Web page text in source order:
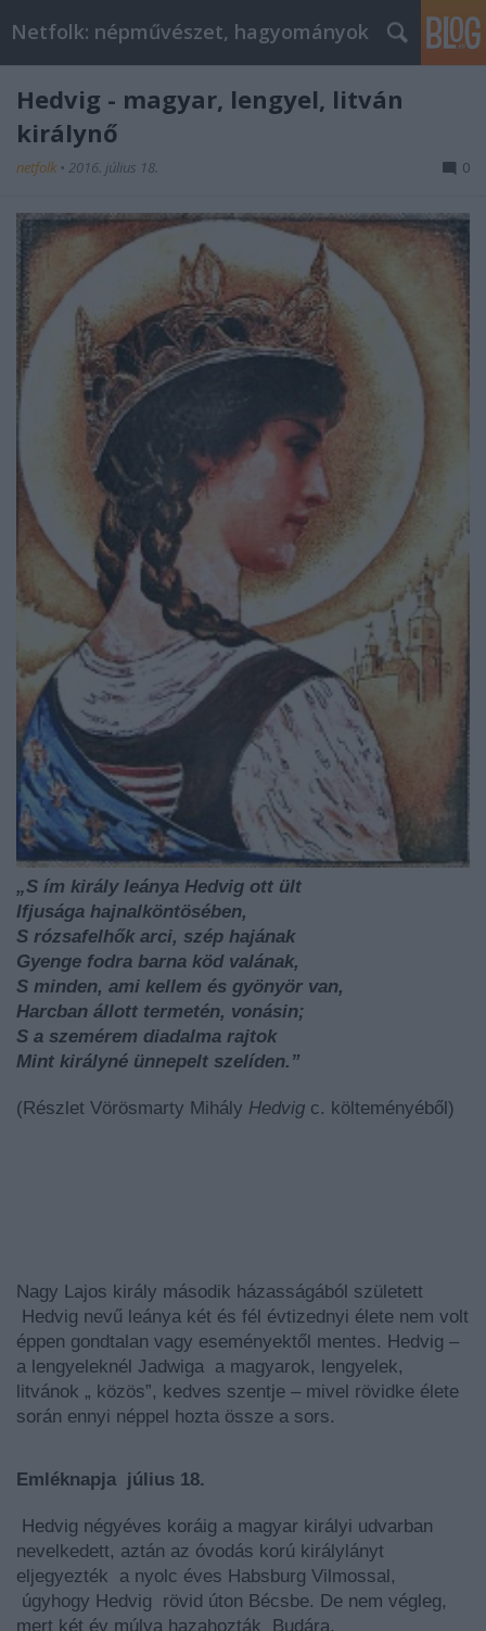
Netfolk: népművészet, hagyományok
Hedvig - magyar, lengyel, litván
királynő
netfolk • 2016. július 18. 0
„S ím király leánya Hedvig ott ült
Ifjusága hajnalköntösében,
S rózsafelhők arci, szép hajának
Gyenge fodra barna köd valának,
S minden, ami kellem és gyönyör van,
Harcban állott termetén, vonásin;
S a szemérem diadalma rajtok
Mint királyné ünnepelt szelíden.”
(Részlet Vörösmarty Mihály Hedvig c. költeményéből)
Nagy Lajos király második házasságából született
Hedvig nevű leánya két és fél évtizednyi élete nem volt
éppen gondtalan vagy eseményektől mentes. Hedvig –
a lengyeleknél Jadwiga a magyarok, lengyelek,
litvánok „ közös”, kedves szentje – mivel rövidke élete
során ennyi néppel hozta össze a sors.
Emléknapja július 18.
Hedvig négyéves koráig a magyar királyi udvarban
nevelkedett, aztán az óvodás korú királylányt
eljegyezték a nyolc éves Habsburg Vilmossal,
úgyhogy Hedvig rövid úton Bécsbe. De nem végleg,
mert két év múlva hazahozták Budára.